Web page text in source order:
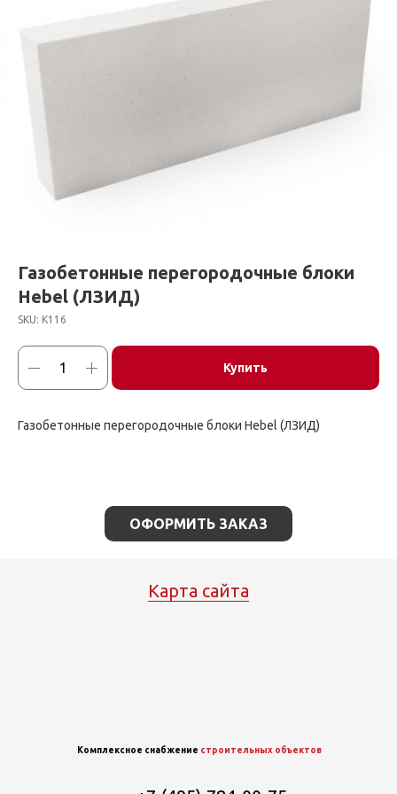
Газобетонные перегородочные блоки
Hebel (ЛЗИД)
SKU: К116
Купить
Газобетонные перегородочные блоки Hebel (ЛЗИД)
ОФОРМИТЬ ЗАКАЗ
Комплексное снабжение строительных объектов
Карта сайта